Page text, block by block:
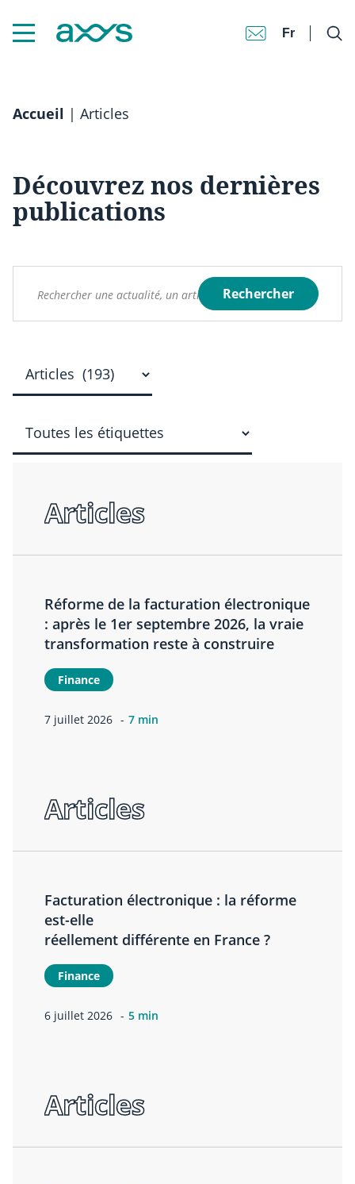
Fr
Accueil | Articles
Découvrez nos dernières
publications
Articles
Réforme de la facturation électronique
: après le 1er septembre 2026, la vraie
transformation reste à construire
Finance
7 juillet 2026 7 min
Articles
Facturation électronique : la réforme
est-elle
réellement différente en France ?
Finance
6 juillet 2026 5 min
Articles